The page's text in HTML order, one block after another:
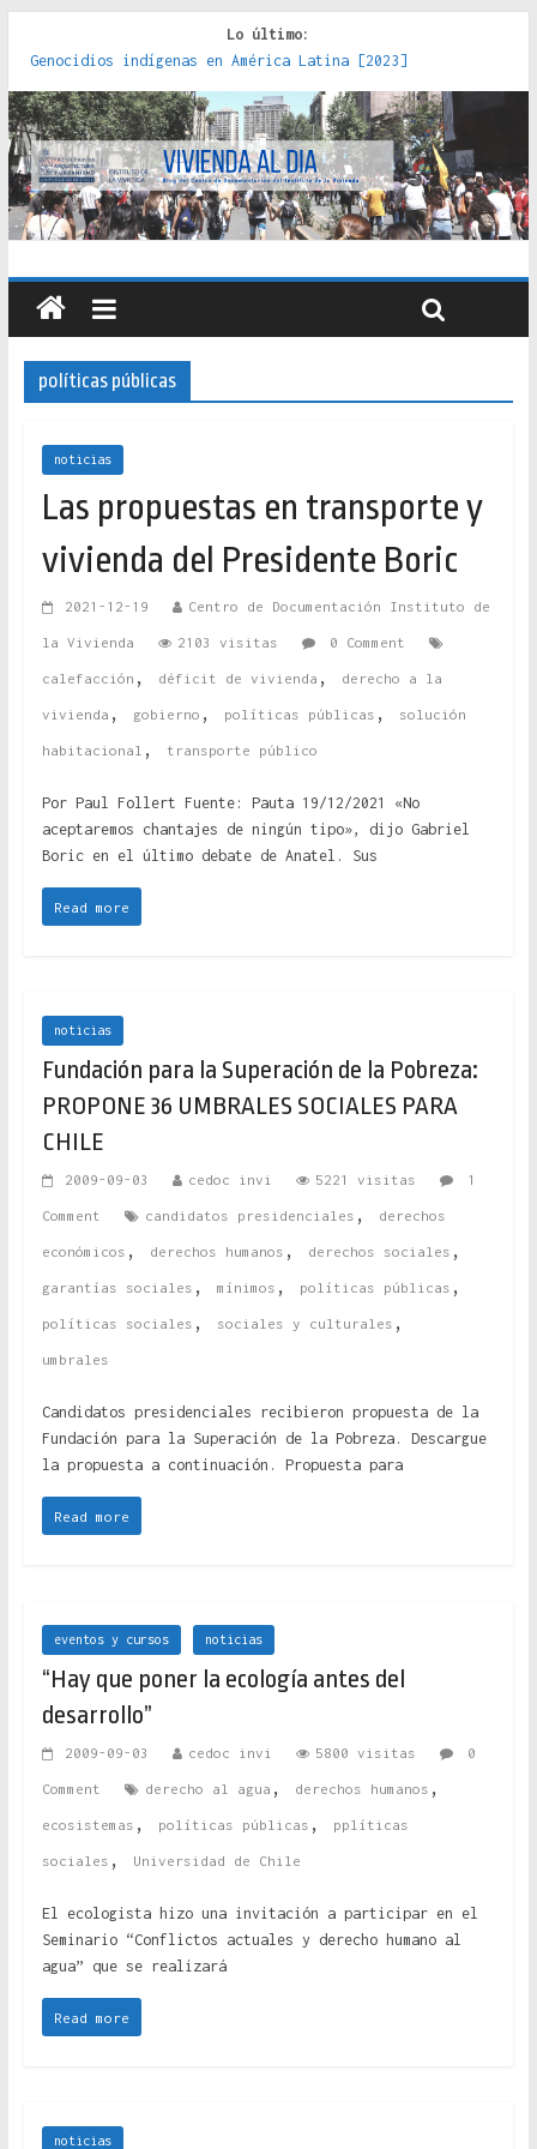
Lo último:
Genocidios indígenas en América Latina [2023]
Estudios sobre la espacialización de los Estados :
políticas, prácticas y representaciones [2022]
Donde el pedernal choca con el acero : hacia una teoría
crítica de las fronteras latinoamericanas [2020]
Criterios técnicos para una vivienda adecuada [2019]
Red de consultorios de la Caja del Seguro Obrero en
Santiago : un patrimonio emblemático [2014]
políticas públicas
noticias
Las propuestas en transporte y
vivienda del Presidente Boric
2021-12-19 Centro de Documentación Instituto de
la Vivienda 2103 visitas 0 Comment
calefacción , déficit de vivienda , derecho a la
vivienda , gobierno , políticas públicas , solución
habitacional , transporte público
Por Paul Follert Fuente: Pauta 19/12/2021 «No
aceptaremos chantajes de ningún tipo», dijo Gabriel
Boric en el último debate de Anatel. Sus
Read more
noticias
Fundación para la Superación de la Pobreza:
PROPONE 36 UMBRALES SOCIALES PARA
CHILE
2009-09-03 cedoc invi 5221 visitas 1
Comment candidatos presidenciales , derechos
económicos , derechos humanos , derechos sociales ,
garantías sociales , mínimos , políticas públicas ,
políticas sociales , sociales y culturales ,
umbrales
Candidatos presidenciales recibieron propuesta de la
Fundación para la Superación de la Pobreza. Descargue
la propuesta a continuación. Propuesta para
Read more
eventos y cursos noticias
“Hay que poner la ecología antes del
desarrollo”
2009-09-03 cedoc invi 5800 visitas 0
Comment derecho al agua , derechos humanos ,
ecosistemas , políticas públicas , pplíticas
sociales , Universidad de Chile
El ecologista hizo una invitación a participar en el
Seminario “Conflictos actuales y derecho humano al
agua” que se realizará
Read more
noticias